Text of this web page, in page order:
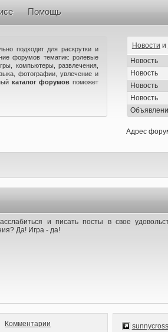
Помощь
подходит для раскрутки и
форумов тематик: ролевые
компьютеры, развлечения,
фотографии, увлечение и
каталог форумов поможет
Новости и
Новость
Новость
Новость
Новость
Адрес
и писать посты в свое
Да! Игра - да!
Комментарии